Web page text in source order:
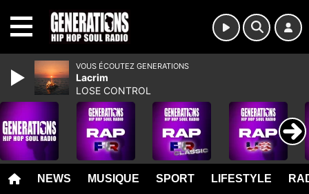
NEWS MUSIQUE SPORT LIFESTYLE
VOUS ÉCOUTEZ GENERATIONS
Lacrim
LOSE CONTROL